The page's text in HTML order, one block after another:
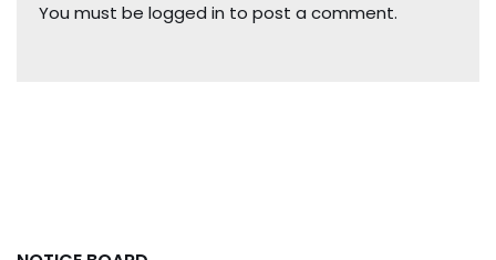
You must be logged in to post a comment.